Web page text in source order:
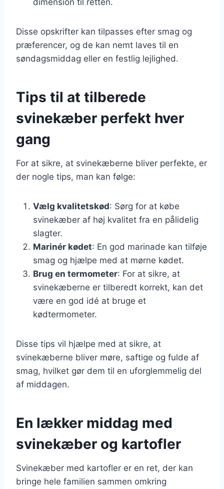
Disse opskrifter kan tilpasses efter smag og
præferencer, og de kan nemt laves til en
søndagsmiddag eller en festlig lejlighed.
Tips til at tilberede
svinekæber perfekt hver
gang
For at sikre, at svinekæberne bliver perfekte, er
der nogle tips, man kan følge:
Vælg kvalitetskød: Sørg for at købe
svinekæber af høj kvalitet fra en pålidelig
slagter.
Marinér kødet: En god marinade kan tilføje
smag og hjælpe med at mørne kødet.
Brug en termometer: For at sikre, at
svinekæberne er tilberedt korrekt, kan det
være en god idé at bruge et
kødtermometer.
Disse tips vil hjælpe med at sikre, at
svinekæberne bliver møre, saftige og fulde af
smag, hvilket gør dem til en uforglemmelig del
af middagen.
En lækker middag med
svinekæber og kartofler
Svinekæber med kartofler er en ret, der kan
bringe hele familien sammen omkring